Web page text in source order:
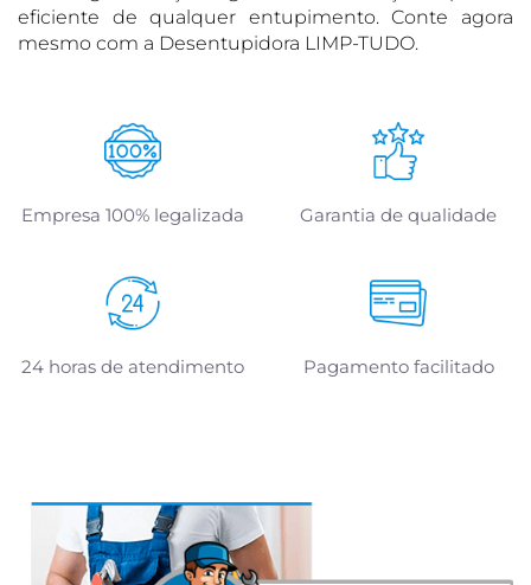
eficiente de qualquer entupimento. Conte agora
mesmo com a Desentupidora LIMP-TUDO.
Empresa 100% legalizada Garantia de qualidade
24 horas de atendimento Pagamento facilitado